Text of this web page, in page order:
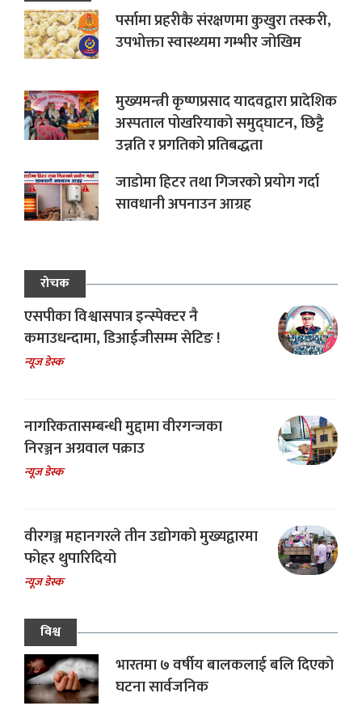
पर्सामा प्रहरीकै संरक्षणमा कुखुरा तस्करी,
उपभोक्ता स्वास्थ्यमा गम्भीर जोखिम
मुख्यमन्त्री कृष्णप्रसाद यादवद्वारा प्रादेशिक
अस्पताल पोखरियाको समुद्घाटन, छिट्टै
उन्नति र प्रगतिको प्रतिबद्धता
जाडोमा हिटर तथा गिजरको प्रयोग गर्दा
सावधानी अपनाउन आग्रह
रोचक
एसपीका विश्वासपात्र इन्स्पेक्टर नै
कमाउधन्दामा, डिआईजीसम्म सेटिङ !
न्यूज डेस्क
नागरिकतासम्बन्धी मुद्दामा वीरगन्जका
निरञ्जन अग्रवाल पक्राउ
न्यूज डेस्क
वीरगञ्ज महानगरले तीन उद्योगको मुख्यद्वारमा
फोहर थुपारिदियो
न्यूज डेस्क
विश्व
भारतमा ७ वर्षीय बालकलाई बलि दिएको
घटना सार्वजनिक